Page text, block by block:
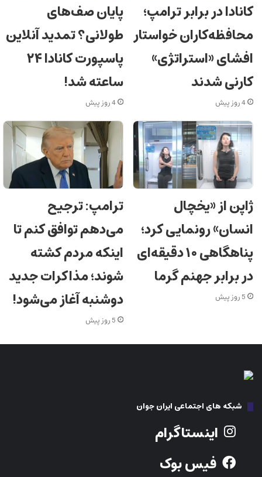
کانادا در برابر ترامپ؛
محافظه‌کاران خواستار
افشای «استراتژی»
کارنی شدند
4 روز پیش
پایان صف‌های
طولانی؟ تمدید آنلاین
پاسپورت کانادا ۲۴
ساعته شد!
4 روز پیش
ژاپن از «یخچال
انسان» رونمایی کرد؛
پناهگاهی ۱۰ دقیقه‌ای
در برابر جهنم گرما
5 روز پیش
ترامپ: ترجیح
می‌دهم توافق کنم تا
اینکه مردم کشته
شوند؛ مذاکرات جدید
دوشنبه آغاز می‌شود!
5 روز پیش
شبکه های اجتماعی ایران جوان
اینستاگرام
فیس بوک